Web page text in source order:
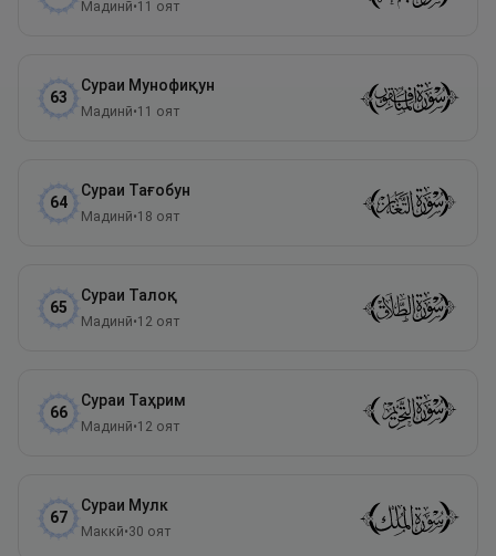
Мадинӣ•11 оят
63
Сураи Мунофиқун
Мадинӣ•11 оят
64
Сураи Тағобун
Мадинӣ•18 оят
65
Сураи Талоқ
Мадинӣ•12 оят
66
Сураи Таҳрим
Мадинӣ•12 оят
67
Сураи Мулк
Маккӣ•30 оят